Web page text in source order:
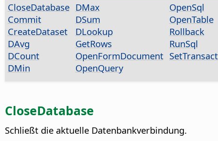
CloseDatabase
Commit
CreateDataset
DAvg
DCount
DMin
DMax
DSum
DLookup
GetRows
OpenFormDocument
OpenQuery
OpenSql
OpenTable
Rollback
RunSql
CloseDatabase
Schließt die aktuelle Datenbankverbindung.